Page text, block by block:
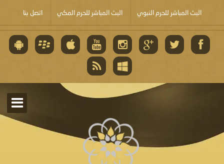
البث المباشر للحرم النبوي البث المباشر للحرم المكي اتصل بنا